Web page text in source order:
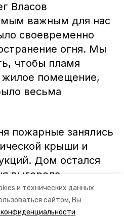
и технических данных
сайтом, Вы
Власов
важным для нас
своевременно
огня. Мы
чтобы пламя
жилое помещение,
весьма
пожарные занялись
крыши и
Дом остался
выгорела
раз напоминает
при